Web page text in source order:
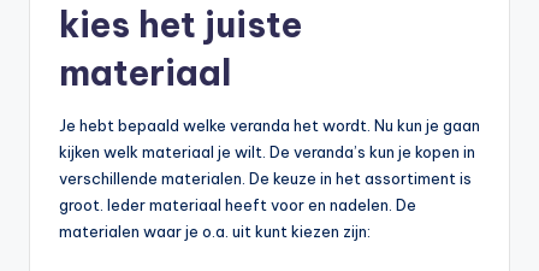
kies het juiste
materiaal
Je hebt bepaald welke veranda het wordt. Nu kun je gaan
kijken welk materiaal je wilt. De veranda’s kun je kopen in
verschillende materialen. De keuze in het assortiment is
groot. Ieder materiaal heeft voor en nadelen. De
materialen waar je o.a. uit kunt kiezen zijn: